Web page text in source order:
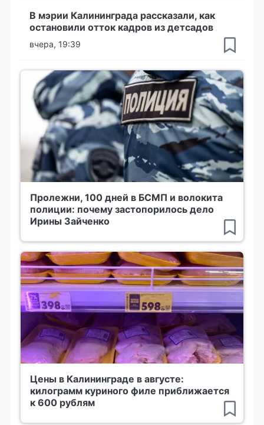
В мэрии Калининграда рассказали, как
остановили отток кадров из детсадов
вчера, 19:39
Пролежни, 100 дней в БСМП и волокита
полиции: почему застопорилось дело
Ирины Зайченко
Цены в Калининграде в августе:
килограмм куриного филе приближается
к 600 рублям